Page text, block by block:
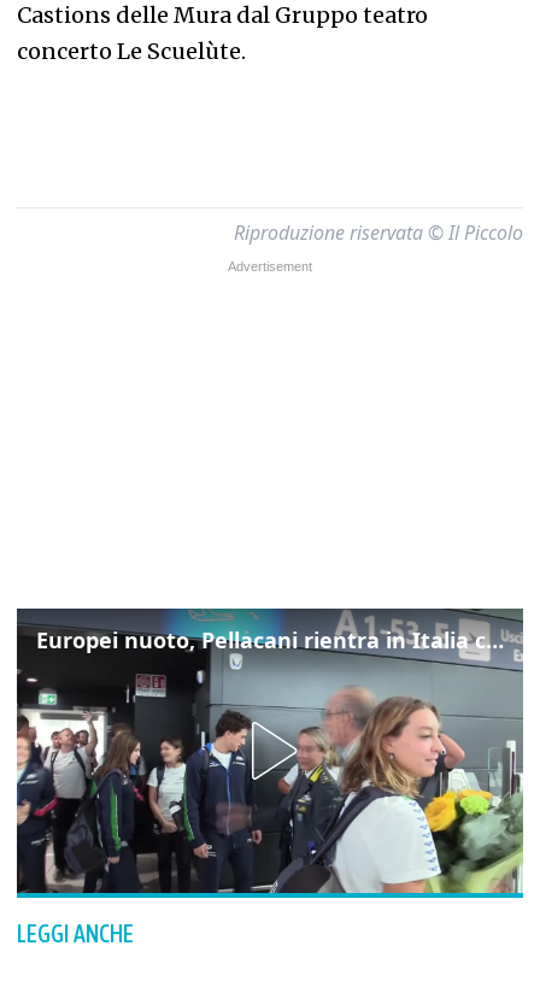
Castions delle Mura dal Gruppo teatro
concerto Le Scuelùte.
Riproduzione riservata © Il Piccolo
Europei nuoto, Pellacani rientra in Italia con gli azzurri dei tuffi
LEGGI ANCHE